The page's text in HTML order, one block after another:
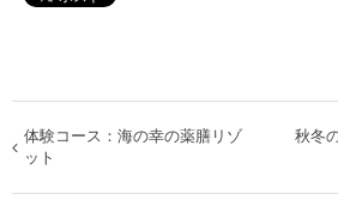
イ
ベ
体験コース：海の幸の薬膳リゾ
ット
秋冬